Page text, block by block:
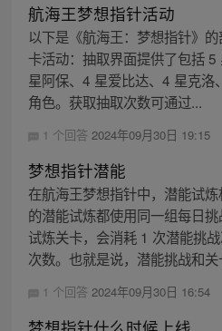
航海王梦想指针活动
以下是《航海王：梦想指针》
卡活动：抽取界面提供了包括
星阿保、4 星爱比达、4 星克洛
角色。获取抽取次数可通过...
1 个回答 2024年09月30日 19:15
梦想指针潜能
在航海王梦想指针中，潜能试
的潜能试炼都使用同一组每日
试炼关卡，会消耗 1 次潜能挑
次数。也就是说，潜能挑战和
1 个回答 2024年09月30日 16:54